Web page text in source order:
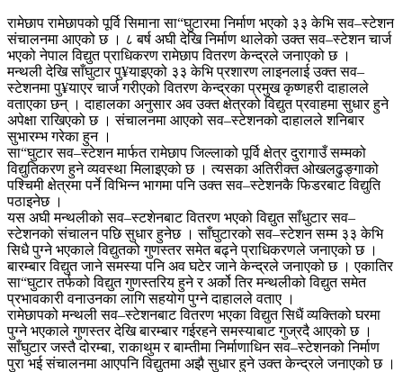
रामेछाप रामेछापको पूर्वि सिमाना सा“घुटारमा निर्माण भएको ३३ केभि सव–स्टेशन
संचालनमा आएको छ । ८ बर्ष अघी देखि निर्माण थालेको उक्त सव–स्टेशन चार्ज
भएको नेपाल विद्युत प्राधिकरण रामेछाप वितरण केन्द्रले जनाएको छ ।
मन्थली देखि साँघुटार पु¥याइएको ३३ केभि प्रशारण लाइनलाई उक्त सव–
स्टेशनमा पु¥याएर चार्ज गरीएको वितरण केन्द्रका प्रमुख कृष्णहरी दाहालले
वताएका छन् । दाहालका अनुसार अव उक्त क्षेत्रको विद्युत प्रवाहमा सुधार हुने
अपेक्षा राखिएको छ । संचालनमा आएको सव–स्टेशनको दाहालले शनिबार
सुभारम्भ गरेका हुन ।
सा“घुटार सव–स्टेशन मार्फत रामेछाप जिल्लाको पूर्वि क्षेत्र दुरागाउँ सम्मको
विद्युतिकरण हुने व्यवस्था मिलाइएको छ । त्यसका अतिरीक्त ओखलढुङ्गाको
पश्चिमी क्षेत्रमा पर्ने विभिन्न भागमा पनि उक्त सव–स्टेशनकै फिडरबाट विद्युति
पठाइनेछ ।
यस अघी मन्थलीको सव–स्टशेनबाट वितरण भएको विद्युत साँधुटार सव–
स्टेशनको संचालन पछि सुधार हुनेछ । साँघुटारको सव–स्टेशन सम्म ३३ केभि
सिधै पुग्ने भएकाले विद्युतको गुणस्तर समेत बढ्ने प्राधिकरणले जनाएको छ ।
बारम्बार विद्युत जाने समस्या पनि अव घटेर जाने केन्द्रले जनाएको छ । एकातिर
सा“घुटार तर्फको विद्युत गुणस्तरिय हुने र अर्को तिर मन्थलीको विद्युत समेत
प्रभावकारी वनाउनका लागि सहयोग पुग्ने दाहालले वताए ।
रामेछापको मन्थली सव–स्टेशनबाट वितरण भएका विद्युत सिधैं व्यक्तिको घरमा
पुग्ने भएकाले गुणस्तर देखि बारम्बार गईरहने समस्याबाट गुज्रदै आएको छ ।
साँघुटार जस्तै दोरम्बा, राकाथुम र बाम्तीमा निर्माणाधिन सव–स्टेशनको निर्माण
पुरा भई संचालनमा आएपनि विद्युतमा अझै सुधार हुने उक्त केन्द्रले जनाएको छ ।